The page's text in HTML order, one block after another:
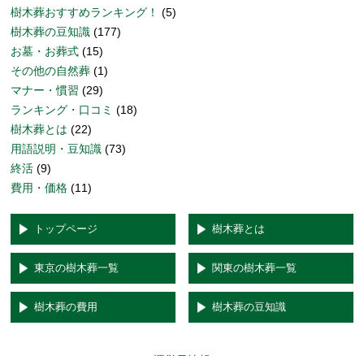
樹木葬おすすめランキング！
(5)
樹木葬の豆知識 (177)
お墓・お葬式 (15)
その他の自然葬 (1)
マナー・慣習 (29)
ランキング・口コミ (18)
樹木葬とは (22)
用語説明・豆知識 (73)
終活 (9)
費用・価格 (11)
トップページ 樹木葬とは
東京の樹木葬一覧 関東の樹木葬一覧
樹木葬の費用 樹木葬の豆知識